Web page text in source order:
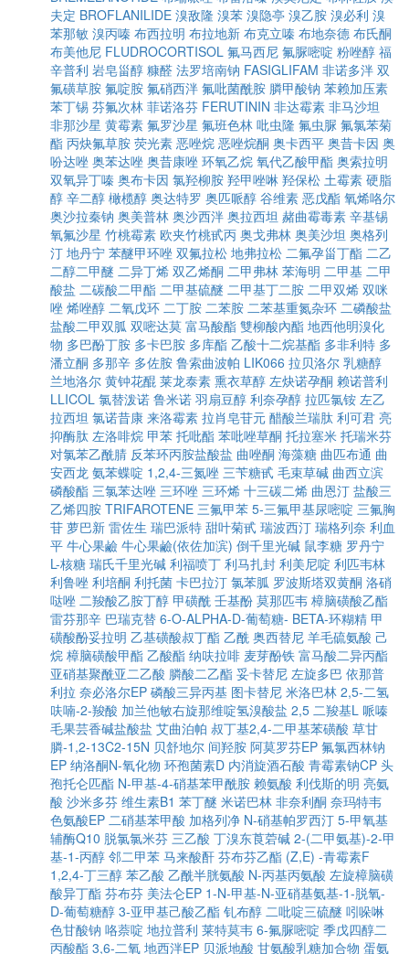
夫定 BROFLANILIDE 溴敌隆 溴苯 溴隐亭 溴乙胺 溴必利 溴
苯那敏 溴丙嗪 布西拉明 布拉地新 布克立嗪 布地奈德 布氏酮
布美他尼 FLUDROCORTISOL 氟马西尼 氟脲嘧啶 粉唑醇 福
辛普利 岩皂甾醇 糠醛 法罗培南钠 FASIGLIFAM 非诺多泮 双
氟磺草胺 氟啶胺 氟硝西泮 氟吡菌酰胺 膦甲酸钠 苯赖加压素
苯丁锡 芬氟次林 菲诺洛芬 FERUTININ 非达霉素 非马沙坦
非那沙星 黄霉素 氟罗沙星 氟班色林 吡虫隆 氟虫脲 氟氯苯菊
酯 丙炔氟草胺 荧光素 恶唑烷 恶唑烷酮 奥卡西平 奥昔卡因 奥
吩达唑 奥苯达唑 奥昔康唑 环氧乙烷 氧代乙酸甲酯 奥索拉明
双氧异丁嗪 奥布卡因 氯羟柳胺 羟甲唑啉 羟保松 土霉素 硬脂
醇 辛二醇 橄榄醇 奥达特罗 奥匹哌醇 谷维素 恶戊酯 氧烯咯尔
奥沙拉秦钠 奥美普林 奥沙西泮 奥拉西坦 赭曲霉毒素 辛基锡
氧氟沙星 竹桃霉素 欧夹竹桃甙丙 奥戈弗林 奥美沙坦 奥格列
汀 地丹宁 苯醚甲环唑 双氟拉松 地弗拉松 二氟孕甾丁酯 二乙
二醇二甲醚 二异丁烯 双乙烯酮 二甲弗林 苯海明 二甲基 二甲
酸盐 二碳酸二甲酯 二甲基硫醚 二甲基丁二胺 二甲双烯 双咪
唑 烯唑醇 二氧戊环 二丁胺 二苯胺 二苯基重氮杂环 二磷酸盐
盐酸二甲双胍 双嘧达莫 富马酸酯 雙柳酸內酯 地西他明溴化
物 多巴酚丁胺 多卡巴胺 多库酯 乙酸十二烷基酯 多非利特 多
潘立酮 多那辛 多佐胺 鲁索曲波帕 LIK066 拉贝洛尔 乳糖醇
兰地洛尔 黄钟花醌 莱龙泰素 熏衣草醇 左炔诺孕酮 赖诺普利
LLICOL 氯替泼诺 鲁米诺 羽扇豆醇 利奈孕醇 拉匹氯铵 左乙
拉西坦 氯诺昔康 来洛霉素 拉肖皂苷元 醋酸兰瑞肽 利可君 亮
抑酶肽 左洛啡烷 甲苯 托吡酯 苯吡唑草酮 托拉塞米 托瑞米芬
对氯苯乙酰腈 反苯环丙胺盐酸盐 曲唑酮 海藻糖 曲匹布通 曲
安西龙 氨苯蝶啶 1,2,4-三氮唑 三苄糖甙 毛束草碱 曲西立滨
磷酸酯 三氯苯达唑 三环唑 三环烯 十三碳二烯 曲恩汀 盐酸三
乙烯四胺 TRIFAROTENE 三氟甲苯 5-三氟甲基尿嘧啶 三氟胸
苷 萝巴新 雷佐生 瑞巴派特 甜叶菊甙 瑞波西汀 瑞格列奈 利血
平 牛心果鹼 牛心果鹼(依佐加滨) 倒千里光碱 鼠李糖 罗丹宁
L-核糖 瑞氏千里光碱 利福喷丁 利马扎封 利美尼啶 利匹韦林
利鲁唑 利培酮 利托菌 卡巴拉汀 氯苯胍 罗波斯塔双黄酮 洛硝
哒唑 二羧酸乙胺丁醇 甲磺酰 壬基酚 莫那匹韦 樟脑磺酸乙酯
雷芬那辛 巴瑞克替 6-O-ALPHA-D-葡萄糖- BETA-环糊精 甲
磺酸酚妥拉明 乙基磺酸叔丁酯 乙酰 奥西替尼 羊毛硫氨酸 己
烷 樟脑磺酸甲酯 乙酸酯 纳呋拉啡 麦芽酚铁 富马酸二异丙酯
亚硝基聚酰亚二乙酸 膦酸二乙酯 妥卡替尼 左旋多巴 依那普
利拉 奈必洛尔EP 磷酸三异丙基 图卡替尼 米洛巴林 2,5-二氢
呋喃-2-羧酸 加兰他敏右旋那维啶氢溴酸盐 2,5 二羧基L 哌嗪
毛果芸香碱盐酸盐 艾曲泊帕 叔丁基2,4-二甲基苯磺酸 草甘
膦-1,2-13C2-15N 贝舒地尔 间羟胺 阿莫罗芬EP 氟氯西林钠
EP 纳洛酮N-氧化物 环孢菌素D 内消旋酒石酸 青霉素钠CP 头
孢托仑匹酯 N-甲基-4-硝基苯甲酰胺 赖氨酸 利伐斯的明 亮氨
酸 沙米多芬 维生素B1 苯丁醚 米诺巴林 非奈利酮 奈玛特韦
色氨酸EP 二硝基苯甲酸 加格列净 N-硝基帕罗西汀 5-甲氧基
辅酶Q10 脱氯氯米芬 三乙酸 丁溴东莨菪碱 2-(二甲氨基)-2-甲
基-1-丙醇 邻二甲苯 马来酸酐 芬布芬乙酯 (Z,E) -青霉素F
1,2,4-丁三醇 苯乙酸 乙酰半胱氨酸 N-丙基丙氨酸 左旋樟脑磺
酸异丁酯 芬布芬 美法仑EP 1-N-甲基-N-亚硝基氨基-1-脱氧-
D-葡萄糖醇 3-亚甲基己酸乙酯 钆布醇 二吡啶三硫醚 吲哚啉
色甘酸钠 咯萘啶 地拉普利 莱特莫韦 6-氟脲嘧啶 季戊四醇二
丙酸酯 3,6-二氧 地西泮EP 贝派地酸 甘氨酸乳糖加合物 蛋氨